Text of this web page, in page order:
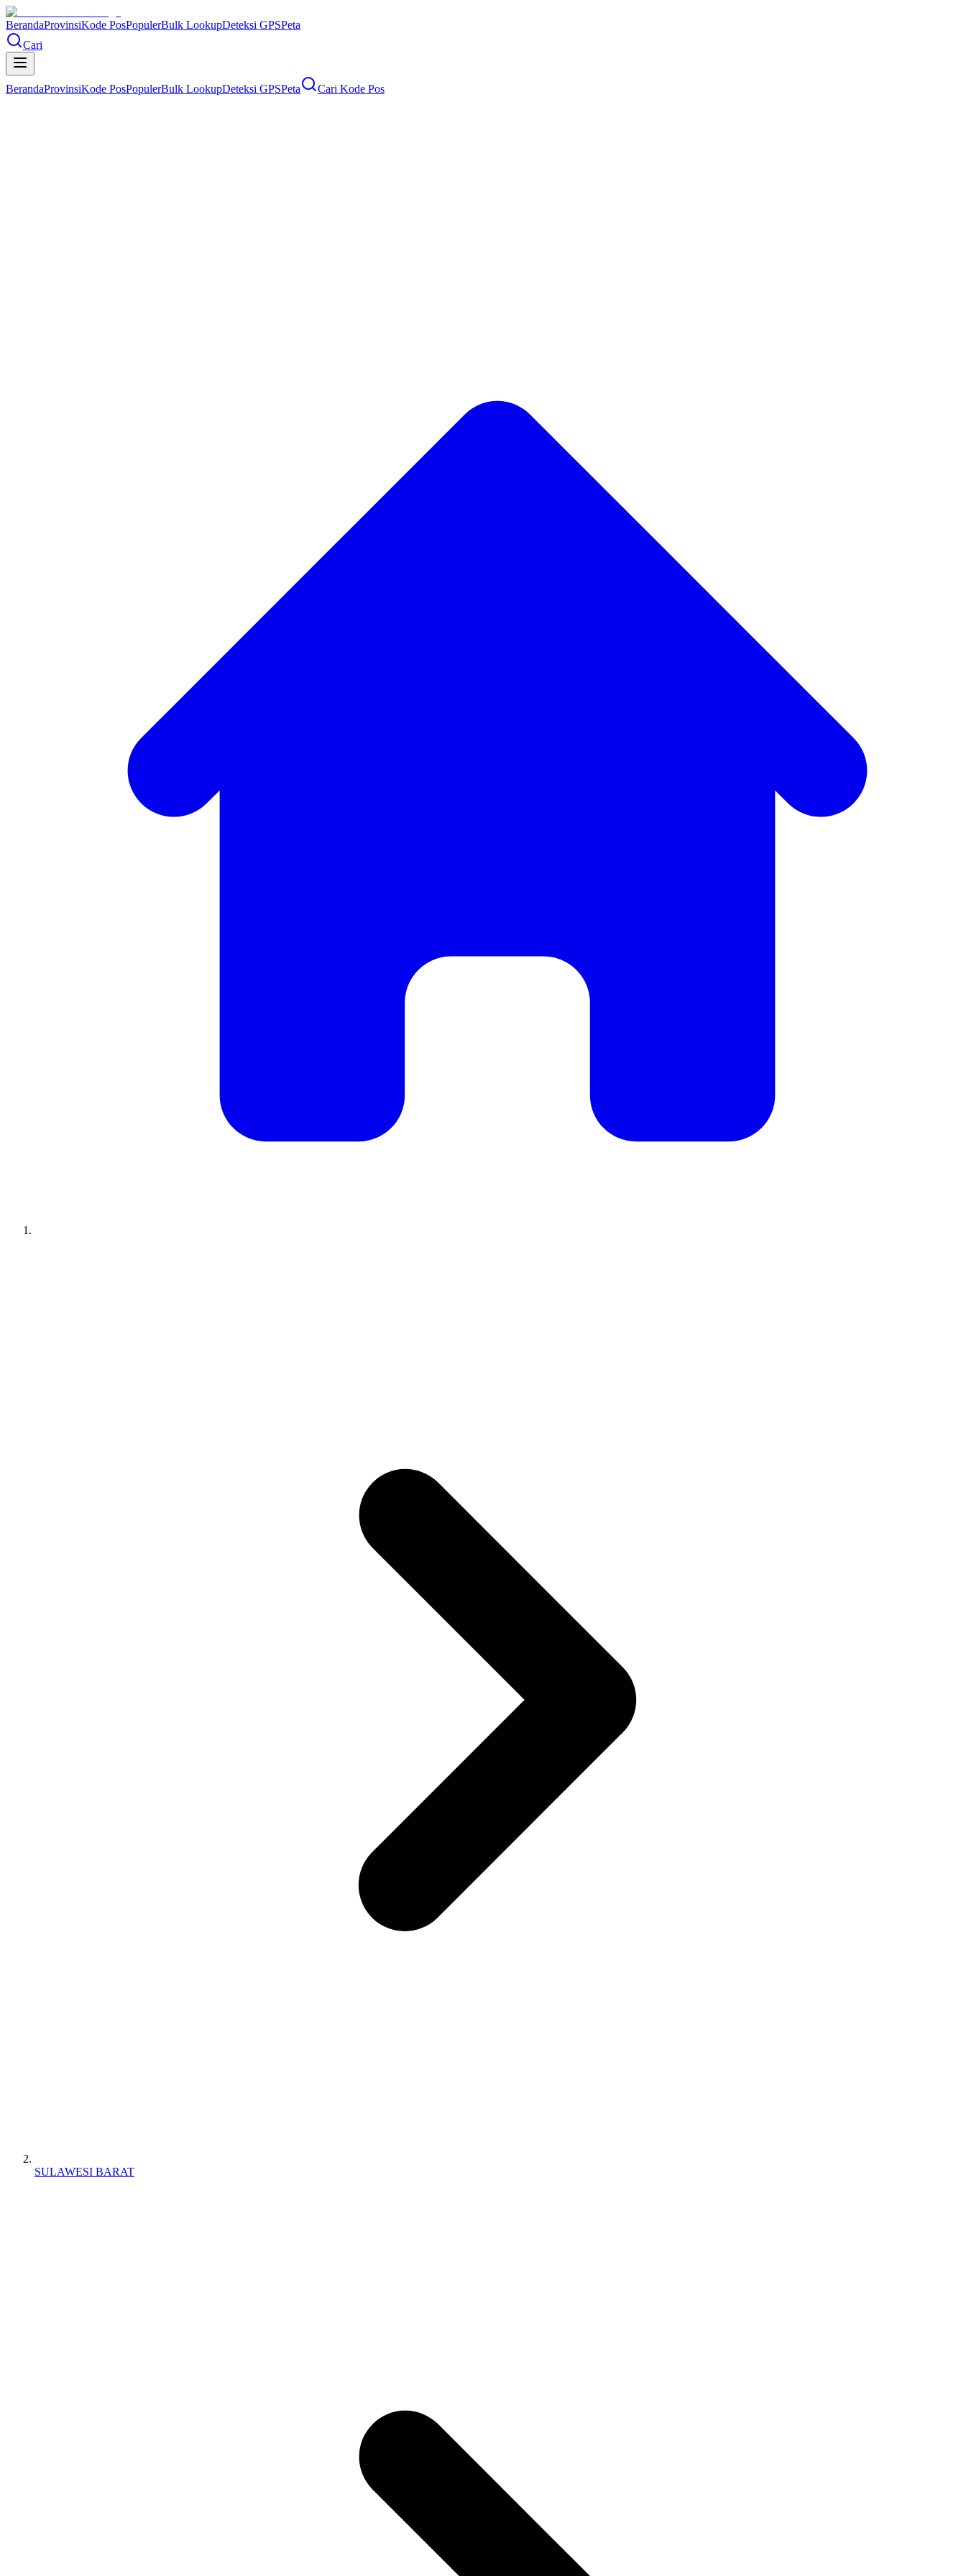
BerandaProvinsiKode PosPopulerBulk LookupDeteksi GPSPeta
Cari
BerandaProvinsiKode PosPopulerBulk LookupDeteksi GPSPeta Cari Kode Pos
SULAWESI BARAT